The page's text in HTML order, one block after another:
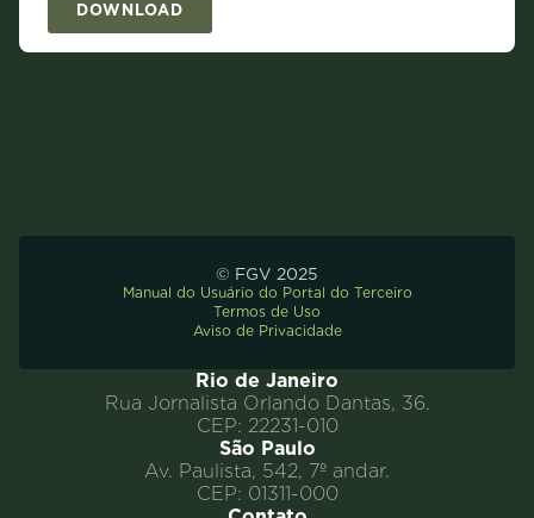
DOWNLOAD
Rio de Janeiro
Rua Jornalista Orlando Dantas, 36.
CEP: 22231-010
São Paulo
Av. Paulista, 542, 7º andar.
CEP: 01311-000
© FGV 2025
Manual do Usuário do Portal do Terceiro
Termos de Uso
Aviso de Privacidade